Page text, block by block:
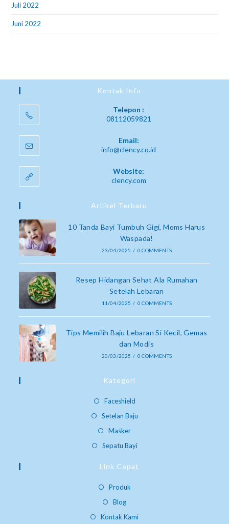
Juli 2022
Juni 2022
Kontak Info
Telepon :
08112059821
Email:
info@clency.co.id
Website:
clency.com
Artikel Terbaru
10 Tanda Bayi Tumbuh Gigi, Moms Harus
Waspada!
23/04/2025 / 0 COMMENTS
Resep Hidangan Sehat Ala Rumahan
Setelah Lebaran
11/04/2025 / 0 COMMENTS
Tips Memilih Baju Lebaran Si Kecil, Gemas
dan Modis
20/03/2025 / 0 COMMENTS
Kategori
Faceshield
Setelan Baju
Masker
Sepatu Bayi
Link Cepat
Produk
Blog
Kontak Kami